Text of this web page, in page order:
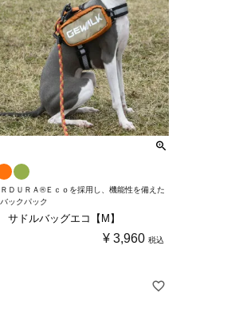
ＤＵＲＡ®Ｅｃｏを採用し、機能性を備えた
ックパック
ドルバッグエコ【M】
¥ 3,960 税込